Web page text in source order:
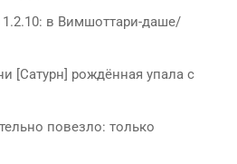
в Вимшоттари-даше/
[Сатурн] рождённая упала с
повезло: только